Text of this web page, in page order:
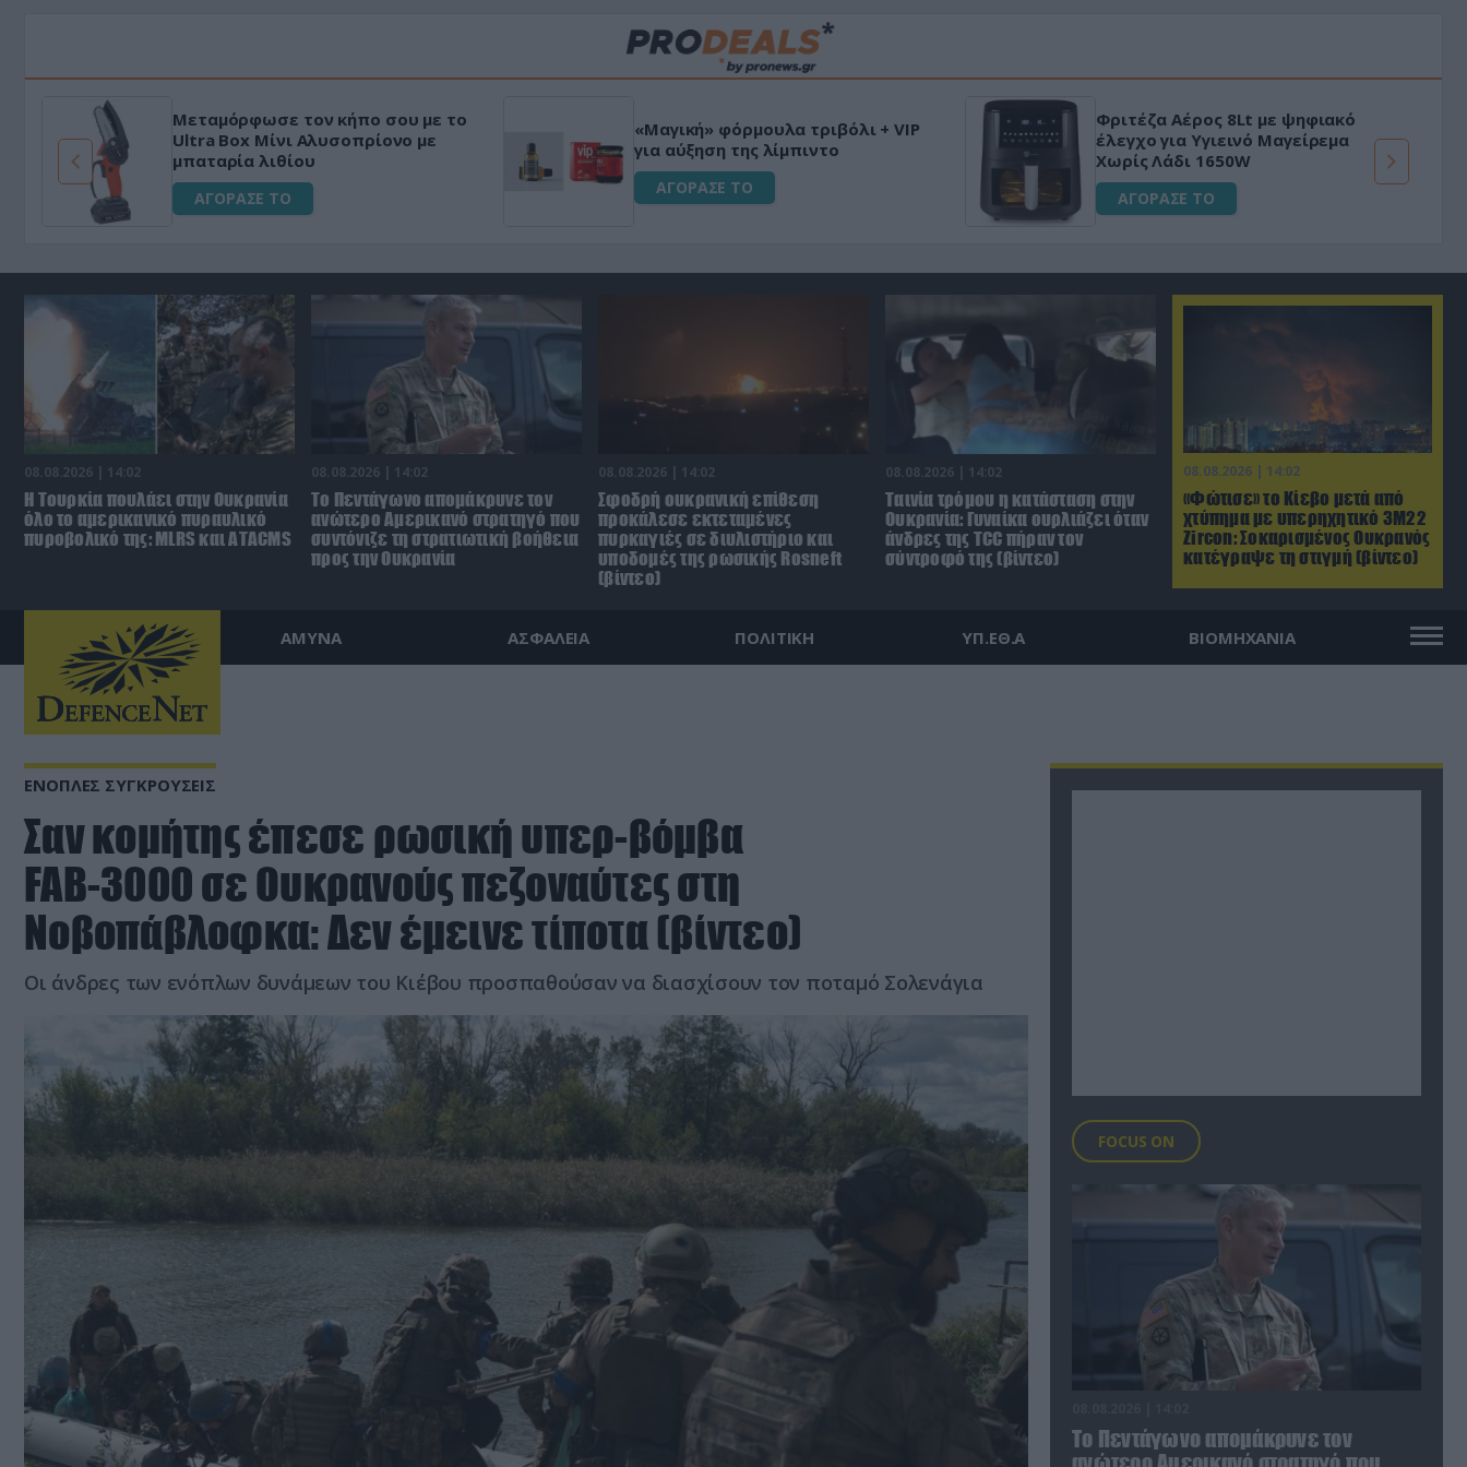
Μεταμόρφωσε τον κήπο σου με το
Ultra Box Μίνι Αλυσοπρίονο με
μπαταρία λιθίου
ΑΓΟΡΑΣΕ ΤΟ
«Μαγική» φόρμουλα τριβόλι + VIP
για αύξηση της λίμπιντο
ΑΓΟΡΑΣΕ ΤΟ
Φριτέζα Αέρος 8Lt με ψηφιακό
έλεγχο για Υγιεινό Μαγείρεμα
Χωρίς Λάδι 1650W
ΑΓΟΡΑΣΕ ΤΟ
08.08.2026 | 14:02
«Φώτισε» το Κίεβο μετά από
χτύπημα με υπερηχητικό 3M22
Zircon: Σοκαρισμένος Ουκρανός
κατέγραψε τη στιγμή (βίντεο)
08.08.2026 | 14:02
Η Τουρκία πουλάει στην Ουκρανία
όλο το αμερικανικό πυραυλικό
πυροβολικό της: MLRS και ΑΤΑCMS
08.08.2026 | 14:02
Το Πεντάγωνο απομάκρυνε τον
ανώτερο Αμερικανό στρατηγό που
συντόνιζε τη στρατιωτική βοήθεια
προς την Ουκρανία
08.08.2026 | 14:02
Σφοδρή ουκρανική επίθεση
προκάλεσε εκτεταμένες
πυρκαγιές σε διυλιστήριο και
υποδομές της ρωσικής Rosneft
(βίντεο)
08.08.2026 | 14:02
Ταινία τρόμου η κατάσταση στην
Ουκρανία: Γυναίκα ουρλιάζει όταν
άνδρες της TCC πήραν τον
σύντροφό της (βίντεο)
ΑΜΥΝΑ ΑΣΦΑΛΕΙΑ ΠΟΛΙΤΙΚΗ ΥΠ.ΕΘ.Α ΒΙΟΜΗΧΑΝΙΑ
ΕΝΟΠΛΕΣ ΣΥΓΚΡΟΥΣΕΙΣ
Σαν κομήτης έπεσε ρωσική υπερ-βόμβα
FAB-3000 σε Ουκρανούς πεζοναύτες στη
Νοβοπάβλοφκα: Δεν έμεινε τίποτα (βίντεο)
Οι άνδρες των ενόπλων δυνάμεων του Κιέβου προσπαθούσαν να διασχίσουν τον ποταμό Σολενάγια
FOCUS ON
Το Πεντάγωνο απομάκρυνε τον